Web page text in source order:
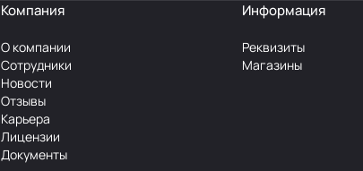
Компания
О компании
Сотрудники
Новости
Отзывы
Карьера
Лицензии
Документы
Информация
Реквизиты
Магазины